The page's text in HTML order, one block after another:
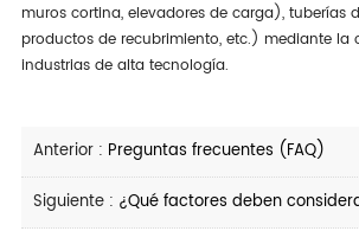
muros cortina, elevadores de carga), tuberías
productos de recubrimiento, etc.) mediante la
industrias de alta tecnología.
Anterior : Preguntas frecuentes (FAQ)
Siguiente : ¿Qué factores deben considerarse al